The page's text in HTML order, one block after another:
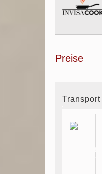
Preise
Transport